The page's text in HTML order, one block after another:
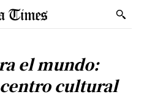
el mundo:
cultural